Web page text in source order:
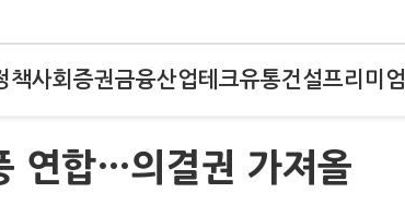
책사회 증권금융산업테크유통건설프리미엄
연합…의결권 가져올